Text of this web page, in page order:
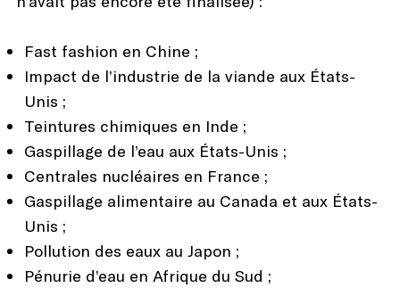
Fast fashion en Chine ;
Impact de l’industrie de la viande aux États-
Unis ;
Teintures chimiques en Inde ;
Gaspillage de l’eau aux États-Unis ;
Centrales nucléaires en France ;
Gaspillage alimentaire au Canada et aux États-
Unis ;
Pollution des eaux au Japon ;
Pénurie d’eau en Afrique du Sud ;